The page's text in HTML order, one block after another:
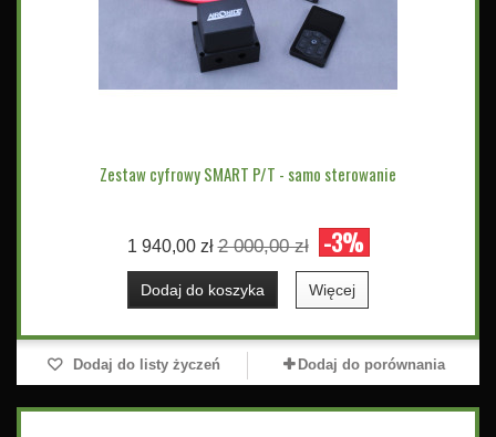
Zestaw cyfrowy SMART P/T - samo sterowanie
1 940,00 zł 2 000,00 zł -3%
Dodaj do koszyka Więcej
Dodaj do listy życzeń Dodaj do porównania